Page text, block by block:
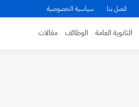
اتصل بنا سياسية الخصوصية
الثانوية العامة الوظائف مقالات